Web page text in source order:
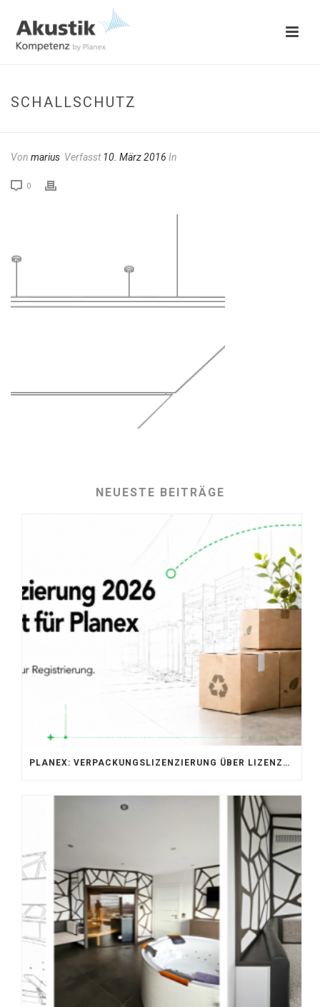
SCHALLSCHUTZ
Von marius Verfasst10. März 2016 In
0
NEUESTE BEITRÄGE
PLANEX: VERPACKUNGSLIZENZIERUNG ÜBER LIZENZERO & LUCID 2026